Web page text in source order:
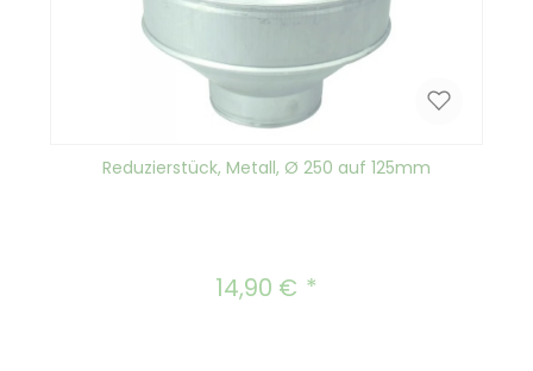
Reduzierstück, Metall, Ø 250 auf 125mm
Regulärer Preis:
14,90 €